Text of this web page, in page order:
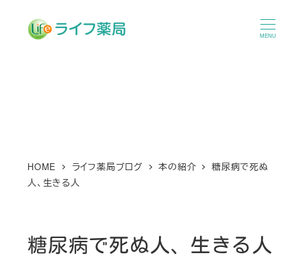
MENU
HOME ライフ薬局ブログ 本の紹介
糖尿病で死ぬ
人、生きる人
糖尿病で死ぬ人、生きる人